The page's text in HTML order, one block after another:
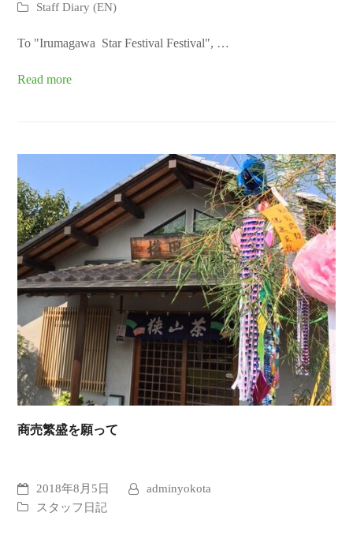
Staff Diary (EN)
To "Irumagawa Star Festival Festival", …
Read more
商売繁盛を願って
2018年8月5日
adminyokota
スタッフ日記